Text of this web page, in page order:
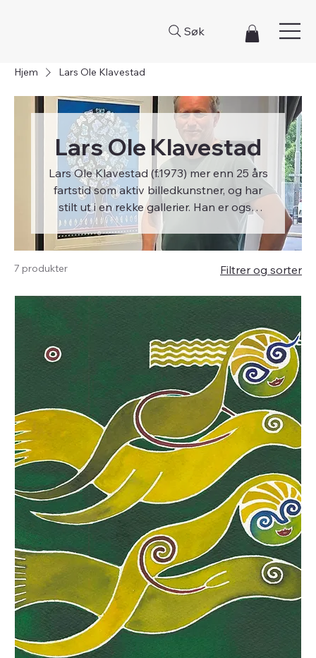
Søk
Hjem Lars Ole Klavestad
Lars Ole Klavestad
Lars Ole Klavestad (f.1973) mer enn 25 års
fartstid som aktiv billedkunstner, og har
stilt ut i en rekke gallerier. Han er også
utdannet landskapsarkitekt og er
forfatter av nærmere 50 bøker, fra
bakgrunn har han blitt en viktig og synlig
der han også driver sitt eget Galleri
Klavestad i Gamlebyen Snurrealismen er
Lars Ole Klavestads personlige,
kunstneriske stilart, der han kombinerer
natur og kultur med sterk fargebruk og
tydelig symbolikk. Kjærligheten til
naturen er alltid en rød tråd i hans verk.
7 produkter Filtrer og sorter